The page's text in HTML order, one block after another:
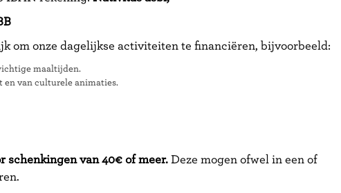
om onze dagelijkse activiteiten te financiëren, bijvoorbeeld:
maaltijden.
en van culturele animaties.
schenkingen van 40€ of meer. Deze mogen ofwel in een of